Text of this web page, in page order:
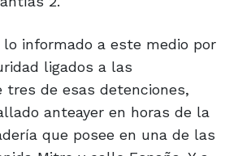
lo informado a este medio por
ligados a las
tres de esas detenciones,
anteayer en horas de la
que posee en una de las